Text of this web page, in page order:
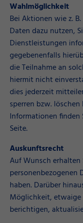
Wahlmöglichkeit
Bei Aktionen wie z.
Daten dazu nutzen,
Dienstleistungen
gegebenenfalls
die Teilnahme an
hiermit nicht
dies jederzeit
sperren bzw.
Informationen finden
Seite.
Auskunftsrecht
Auf Wunsch
personenbezogenen
haben. Darüber
Möglichkeit, etwaige
berichtigen,